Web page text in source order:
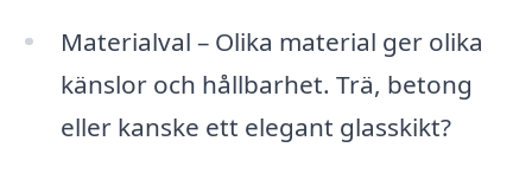
Materialval – Olika material ger olika
känslor och hållbarhet. Trä, betong
eller kanske ett elegant glasskikt?